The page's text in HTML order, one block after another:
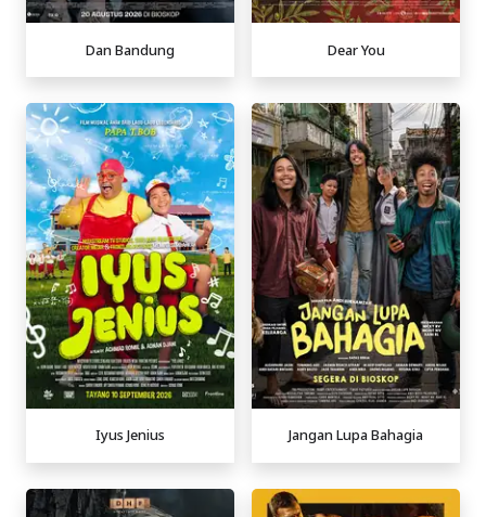
Dan Bandung Dear You
Iyus Jenius Jangan Lupa Bahagia